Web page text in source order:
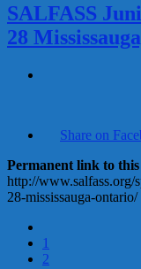
SALFASS
28
Share on
Permanent link to
http://www.salfass.org/
28-mississauga-ontario/
1
2